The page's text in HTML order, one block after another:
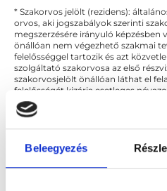
Beleegyezés
* Szakorvos jelölt (rezidens):
orvos, aki jogszabályok szerinti
megszerzésére irányuló képzésben
önállóan nem végezhető szakmai
felelősséggel tartozik és azt
szolgáltató szakorvosa az első
szakorvosjelölt önállóan láthat el
felelősségét kizárja esetleges
és szakorvosjelölt esetén.
Főoldal Neurológus